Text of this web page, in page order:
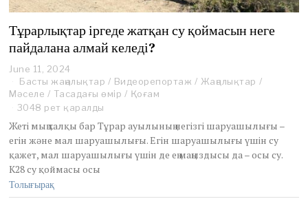
Тұрарлықтар іргеде жатқан су қоймасын неге
пайдалана алмай келеді?
June 11, 2024
e
c
e
b
e
r
2
Басты жаңалықтар / Видеорепортаж / Жаңалықтар /
Мәселе / Тасадағы өмір / Қоғам
3048 рет қаралды
Жеті мың халқы бар Тұрар ауылының негізгі шаруашылығы –
егін және мал шаруашылығы. Егін шаруашылығы үшін су
қажет, мал шаруашылығы үшін де ең маңыздысы да – осы су.
K28 су қоймасы осы
Толығырақ